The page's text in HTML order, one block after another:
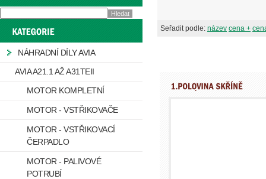
Seřadit podle: název cena +
NÁHRADNÍ DÍLY AVIA
AVIA A21.1 AŽ A31TEII
MOTOR KOMPLETNÍ
MOTOR - VSTŘIKOVAČE
MOTOR - VSTŘIKOVACÍ
ČERPADLO
MOTOR - PALIVOVÉ
POTRUBÍ